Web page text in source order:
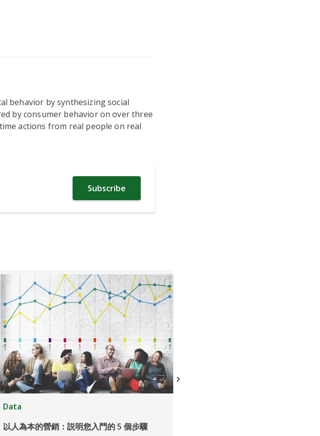
behavior by synthesizing social
by consumer behavior on over three
actions from real people on real
Subscribe
Data
以人為本的營銷：説明您入門的 5 個步驟